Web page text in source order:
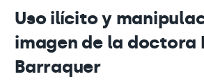
Uso ilícito y
imagen de la doctora
Barraquer